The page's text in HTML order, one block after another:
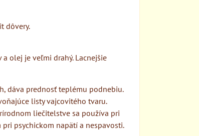
dôvery.
olej je veľmi drahý. Lacnejšie
dáva prednosť teplému podnebiu.
listy vajcovitého tvaru.
liečitelstve sa používa pri
psychickom napätí a nespavosti.